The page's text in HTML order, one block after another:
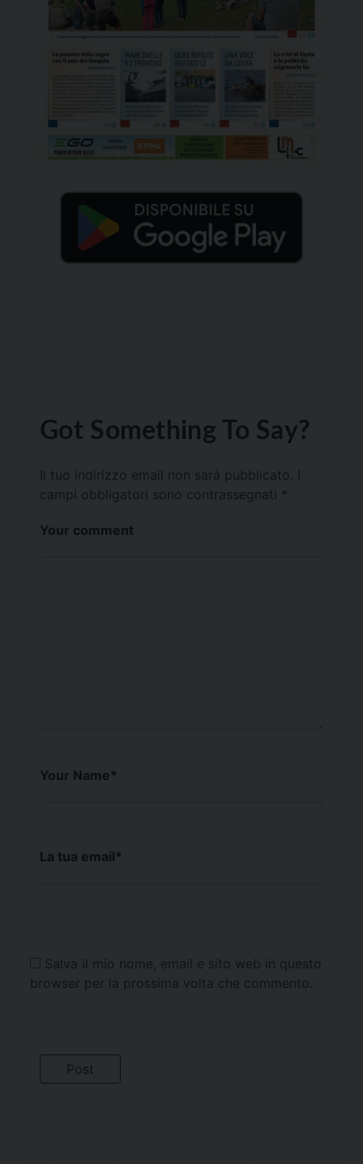
Got Something To Say?
Il tuo indirizzo email non sarà pubblicato.
campi obbligatori sono contrassegnati *
Your comment
Your Name*
La tua email*
Salva il mio nome, email e sito web in questo
browser per la prossima volta che commento.